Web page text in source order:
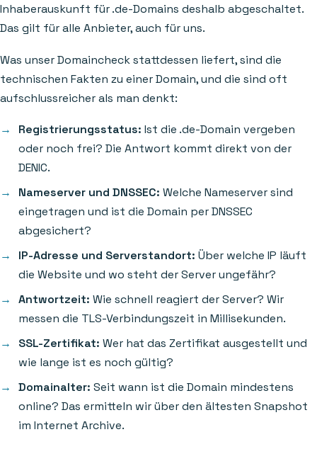
Inhaberauskunft für .de-Domains deshalb abgeschaltet.
Das gilt für alle Anbieter, auch für uns.
Was unser Domaincheck stattdessen liefert, sind die
technischen Fakten zu einer Domain, und die sind oft
aufschlussreicher als man denkt:
Registrierungsstatus: Ist die .de-Domain vergeben
oder noch frei? Die Antwort kommt direkt von der
DENIC.
Nameserver und DNSSEC: Welche Nameserver sind
eingetragen und ist die Domain per DNSSEC
abgesichert?
IP-Adresse und Serverstandort: Über welche IP läuft
die Website und wo steht der Server ungefähr?
Antwortzeit: Wie schnell reagiert der Server? Wir
messen die TLS-Verbindungszeit in Millisekunden.
SSL-Zertifikat: Wer hat das Zertifikat ausgestellt und
wie lange ist es noch gültig?
Domainalter: Seit wann ist die Domain mindestens
online? Das ermitteln wir über den ältesten Snapshot
im Internet Archive.